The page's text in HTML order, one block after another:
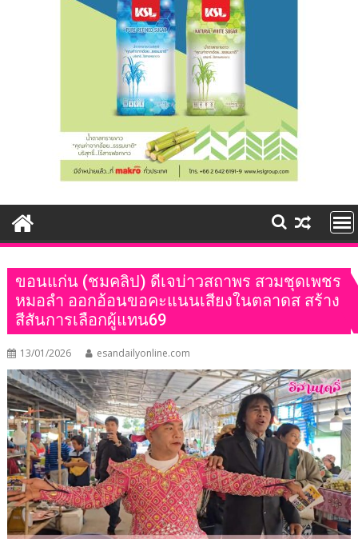
ขอนแก่น (ชมคลิป) ดีเจบ่าวสถาพร สวมชุดเพชร
หมอลำ ออกอ้อนขอคะแนนเสียงในตลาดส สร้าง
สีสันการเลือกผู้แทน69
13/01/2026 esandailyonline.com